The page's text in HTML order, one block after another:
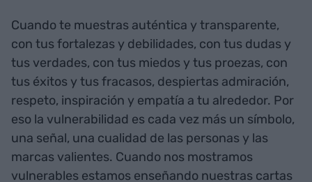
Cuando te muestras auténtica y transparente,
con tus fortalezas y debilidades, con tus dudas y
tus verdades, con tus miedos y tus proezas, con
tus éxitos y tus fracasos, despiertas admiración,
respeto, inspiración y empatía a tu alrededor. Por
eso la vulnerabilidad es cada vez más un símbolo,
una señal, una cualidad de las personas y las
marcas valientes. Cuando nos mostramos
vulnerables estamos enseñando nuestras cartas